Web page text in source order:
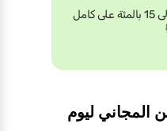
كما يمكنك الحصول على خصم يصل إلى 15 بالمئة على كامل
المجاني ليوم